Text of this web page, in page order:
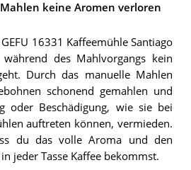
keine Aromen verloren
16331 Kaffeemühle Santiago
des Mahlvorgangs kein
Durch das manuelle Mahlen
schonend gemahlen und
oder Beschädigung, wie sie bei
auftreten können, vermieden.
du das volle Aroma und den
jeder Tasse Kaffee bekommst.